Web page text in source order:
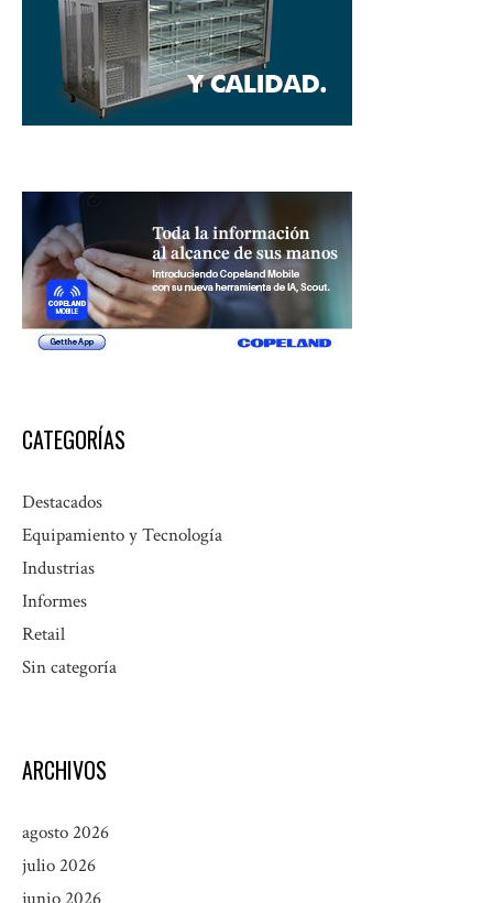
CATEGORÍAS
Destacados
Equipamiento y Tecnología
Industrias
Informes
Retail
Sin categoría
ARCHIVOS
agosto 2026
julio 2026
junio 2026